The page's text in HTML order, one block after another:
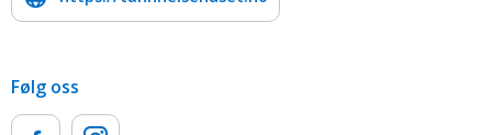
Følg oss